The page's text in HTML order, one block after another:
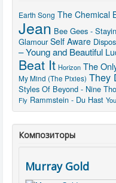
Earth Song The Chemical
Jean Bee Gees -
Glamour Self Aware
– Young and Beautiful
Beat It Horizon The
My Mind (The Pixies) They
Styles Of Beyond - Nine
Fly Rammstein - Du Hast
Композиторы
Murray Gold